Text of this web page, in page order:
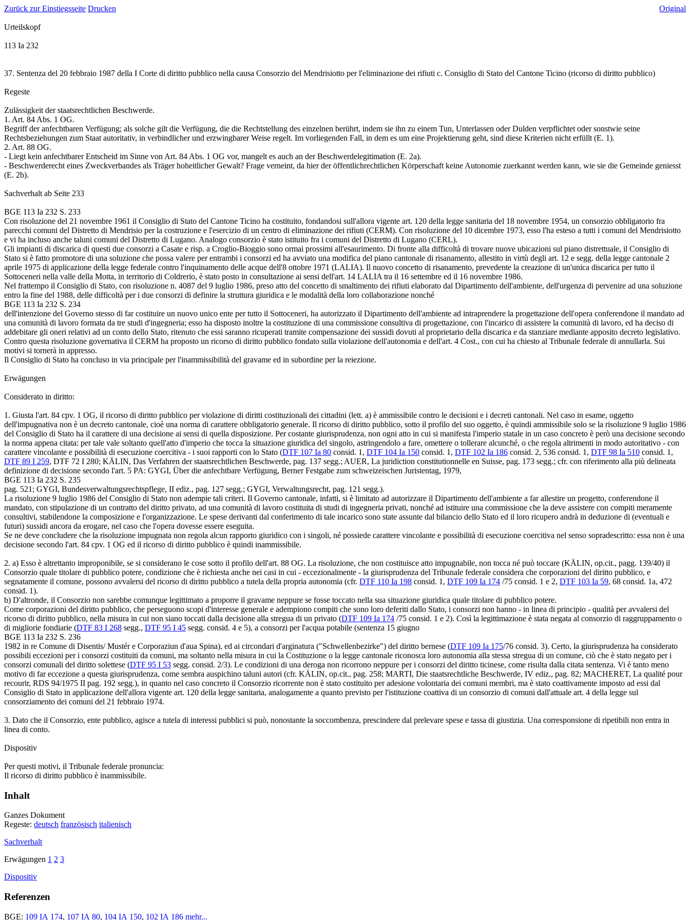
Zurück zur Einstiegsseite Drucken Original
Urteilskopf
113 Ia 232
37. Sentenza del 20 febbraio 1987 della I Corte di diritto pubblico nella causa Consorzio del Mendrisiotto per l'eliminazione dei rifiuti c. Consiglio di Stato del Cantone Ticino (ricorso di diritto pubblico)
Regeste
Zulässigkeit der staatsrechtlichen Beschwerde.
1. Art. 84 Abs. 1 OG.
Begriff der anfechtbaren Verfügung; als solche gilt die Verfügung, die die Rechtstellung des einzelnen berührt, indem sie ihn zu einem Tun, Unterlassen oder Dulden verpflichtet oder sonstwie seine
Rechtsbeziehungen zum Staat autoritativ, in verbindlicher und erzwingbarer Weise regelt. Im vorliegenden Fall, in dem es um eine Projektierung geht, sind diese Kriterien nicht erfüllt (E. 1).
2. Art. 88 OG.
- Liegt kein anfechtbarer Entscheid im Sinne von Art. 84 Abs. 1 OG vor, mangelt es auch an der Beschwerdelegitimation (E. 2a).
- Beschwerderecht eines Zweckverbandes als Träger hoheitlicher Gewalt? Frage verneint, da hier der öffentlichrechtlichen Körperschaft keine Autonomie zuerkannt werden kann, wie sie die Gemeinde geniesst
(E. 2b).
Sachverhalt ab Seite 233
BGE 113 Ia 232 S. 233
Con risoluzione del 21 novembre 1961 il Consiglio di Stato del Cantone Ticino ha costituito, fondandosi sull'allora vigente art. 120 della legge sanitaria del 18 novembre 1954, un consorzio obbligatorio fra
parecchi comuni del Distretto di Mendrisio per la costruzione e l'esercizio di un centro di eliminazione dei rifiuti (CERM). Con risoluzione del 10 dicembre 1973, esso l'ha esteso a tutti i comuni del Mendrisiotto
e vi ha incluso anche taluni comuni del Distretto di Lugano. Analogo consorzio è stato istituito fra i comuni del Distretto di Lugano (CERL).
Gli impianti di discarica di questi due consorzi a Casate e risp. a Croglio-Bioggio sono ormai prossimi all'esaurimento. Di fronte alla difficoltà di trovare nuove ubicazioni sul piano distrettuale, il Consiglio di
Stato si è fatto promotore di una soluzione che possa valere per entrambi i consorzi ed ha avviato una modifica del piano cantonale di risanamento, allestito in virtù degli art. 12 e segg. della legge cantonale 2
aprile 1975 di applicazione della legge federale contro l'inquinamento delle acque dell'8 ottobre 1971 (LALIA). Il nuovo concetto di risanamento, prevedente la creazione di un'unica discarica per tutto il
Sottoceneri nella valle della Motta, in territorio di Coldrerio, è stato posto in consultazione ai sensi dell'art. 14 LALIA tra il 16 settembre ed il 16 novembre 1986.
Nel frattempo il Consiglio di Stato, con risoluzione n. 4087 del 9 luglio 1986, preso atto del concetto di smaltimento dei rifiuti elaborato dal Dipartimento dell'ambiente, dell'urgenza di pervenire ad una soluzione
entro la fine del 1988, delle difficoltà per i due consorzi di definire la struttura giuridica e le modalità della loro collaborazione nonché
BGE 113 Ia 232 S. 234
dell'intenzione del Governo stesso di far costituire un nuovo unico ente per tutto il Sottoceneri, ha autorizzato il Dipartimento dell'ambiente ad intraprendere la progettazione dell'opera conferendone il mandato ad
una comunità di lavoro formata da tre studi d'ingegneria; esso ha disposto inoltre la costituzione di una commissione consultiva di progettazione, con l'incarico di assistere la comunità di lavoro, ed ha deciso di
addebitare gli oneri relativi ad un conto dello Stato, ritenuto che essi saranno ricuperati tramite compensazione dei sussidi dovuti al proprietario della discarica e da stanziare mediante apposito decreto legislativo.
Contro questa risoluzione governativa il CERM ha proposto un ricorso di diritto pubblico fondato sulla violazione dell'autonomia e dell'art. 4 Cost., con cui ha chiesto al Tribunale federale di annullarla. Sui
motivi si tornerà in appresso.
Il Consiglio di Stato ha concluso in via principale per l'inammissibilità del gravame ed in subordine per la reiezione.
Erwägungen
Considerato in diritto:
1. Giusta l'art. 84 cpv. 1 OG, il ricorso di diritto pubblico per violazione di diritti costituzionali dei cittadini (lett. a) è ammissibile contro le decisioni e i decreti cantonali. Nel caso in esame, oggetto
dell'impugnativa non è un decreto cantonale, cioè una norma di carattere obbligatorio generale. Il ricorso di diritto pubblico, sotto il profilo del suo oggetto, è quindi ammissibile solo se la risoluzione 9 luglio 1986
del Consiglio di Stato ha il carattere di una decisione ai sensi di quella disposizione. Per costante giurisprudenza, non ogni atto in cui si manifesta l'imperio statale in un caso concreto è però una decisione secondo
la norma appena citata: per tale vale soltanto quell'atto d'imperio che tocca la situazione giuridica del singolo, astringendolo a fare, omettere o tollerare alcunché, o che regola altrimenti in modo autoritativo - con
carattere vincolante e possibilità di esecuzione coercitiva - i suoi rapporti con lo Stato (DTF 107 Ia 80 consid. 1, DTF 104 Ia 150 consid. 1, DTF 102 Ia 186 consid. 2, 536 consid. 1, DTF 98 Ia 510 consid. 1,
DTF 89 I 259, DTF 72 I 280; KÄLIN, Das Verfahren der staatsrechtlichen Beschwerde, pag. 137 segg.; AUER, La juridiction constitutionnelle en Suisse, pag. 173 segg.; cfr. con riferimento alla più delineata
definizione di decisione secondo l'art. 5 PA: GYGI, Über die anfechtbare Verfügung, Berner Festgabe zum schweizeischen Juristentag, 1979,
BGE 113 Ia 232 S. 235
pag. 521; GYGI, Bundesverwaltungsrechtspflege, II ediz., pag. 127 segg.; GYGI, Verwaltungsrecht, pag. 121 segg.).
La risoluzione 9 luglio 1986 del Consiglio di Stato non adempie tali criteri. Il Governo cantonale, infatti, si è limitato ad autorizzare il Dipartimento dell'ambiente a far allestire un progetto, conferendone il
mandato, con stipulazione di un contratto del diritto privato, ad una comunità di lavoro costituita di studi di ingegneria privati, nonché ad istituire una commissione che la deve assistere con compiti meramente
consultivi, stabilendone la composizione e l'organizzazione. Le spese derivanti dal conferimento di tale incarico sono state assunte dal bilancio dello Stato ed il loro ricupero andrà in deduzione di (eventuali e
futuri) sussidi ancora da erogare, nel caso che l'opera dovesse essere eseguita.
Se ne deve concludere che la risoluzione impugnata non regola alcun rapporto giuridico con i singoli, né possiede carattere vincolante e possibilità di esecuzione coercitiva nel senso sopradescritto: essa non è una
decisione secondo l'art. 84 cpv. 1 OG ed il ricorso di diritto pubblico è quindi inammissibile.
2. a) Esso è altrettanto improponibile, se si considerano le cose sotto il profilo dell'art. 88 OG. La risoluzione, che non costituisce atto impugnabile, non tocca né può toccare (KÄLIN, op.cit., pagg. 139/40) il
Consorzio quale titolare di pubblico potere, condizione che è richiesta anche nei casi in cui - eccezionalmente - la giurisprudenza del Tribunale federale considera che corporazioni del diritto pubblico, e
segnatamente il comune, possono avvalersi del ricorso di diritto pubblico a tutela della propria autonomia (cfr. DTF 110 Ia 198 consid. 1, DTF 109 Ia 174 /75 consid. 1 e 2, DTF 103 Ia 59, 68 consid. 1a, 472
consid. 1).
b) D'altronde, il Consorzio non sarebbe comunque legittimato a proporre il gravame neppure se fosse toccato nella sua situazione giuridica quale titolare di pubblico potere.
Come corporazioni del diritto pubblico, che perseguono scopi d'interesse generale e adempiono compiti che sono loro deferiti dallo Stato, i consorzi non hanno - in linea di principio - qualità per avvalersi del
ricorso di diritto pubblico, nella misura in cui non siano toccati dalla decisione alla stregua di un privato (DTF 109 Ia 174 /75 consid. 1 e 2). Così la legittimazione è stata negata al consorzio di raggruppamento o
di migliorie fondiarie (DTF 83 I 268 segg., DTF 95 I 45 segg. consid. 4 e 5), a consorzi per l'acqua potabile (sentenza 15 giugno
BGE 113 Ia 232 S. 236
1982 in re Comune di Disentis/ Mustér e Corporaziun d'aua Spina), ed ai circondari d'arginatura ("Schwellenbezirke") del diritto bernese (DTF 109 Ia 175/76 consid. 3). Certo, la giurisprudenza ha considerato
possibili eccezioni per i consorzi costituiti da comuni, ma soltanto nella misura in cui la Costituzione o la legge cantonale riconosca loro autonomia alla stessa stregua di un comune, ciò che è stato negato per i
consorzi comunali del diritto solettese (DTF 95 I 53 segg. consid. 2/3). Le condizioni di una deroga non ricorrono neppure per i consorzi del diritto ticinese, come risulta dalla citata sentenza. Vi è tanto meno
motivo di far eccezione a questa giurisprudenza, come sembra auspichino taluni autori (cfr. KÄLIN, op.cit., pag. 258; MARTI, Die staatsrechtliche Beschwerde, IV ediz., pag. 82; MACHERET, La qualité pour
recourir, RDS 94/1975 II pag. 192 segg.), in quanto nel caso concreto il Consorzio ricorrente non è stato costituito per adesione volontaria dei comuni membri, ma è stato coattivamente imposto ad essi dal
Consiglio di Stato in applicazione dell'allora vigente art. 120 della legge sanitaria, analogamente a quanto previsto per l'istituzione coattiva di un consorzio di comuni dall'attuale art. 4 della legge sul
consorziamento dei comuni del 21 febbraio 1974.
3. Dato che il Consorzio, ente pubblico, agisce a tutela di interessi pubblici si può, nonostante la soccombenza, prescindere dal prelevare spese e tassa di giustizia. Una corresponsione di ripetibili non entra in
linea di conto.
Dispositiv
Per questi motivi, il Tribunale federale pronuncia:
Il ricorso di diritto pubblico è inammissibile.
Inhalt
Ganzes Dokument
Regeste: deutsch französisch italienisch
Sachverhalt
Erwägungen 1 2 3
Dispositiv
Referenzen
BGE: 109 IA 174, 107 IA 80, 104 IA 150, 102 IA 186 mehr...